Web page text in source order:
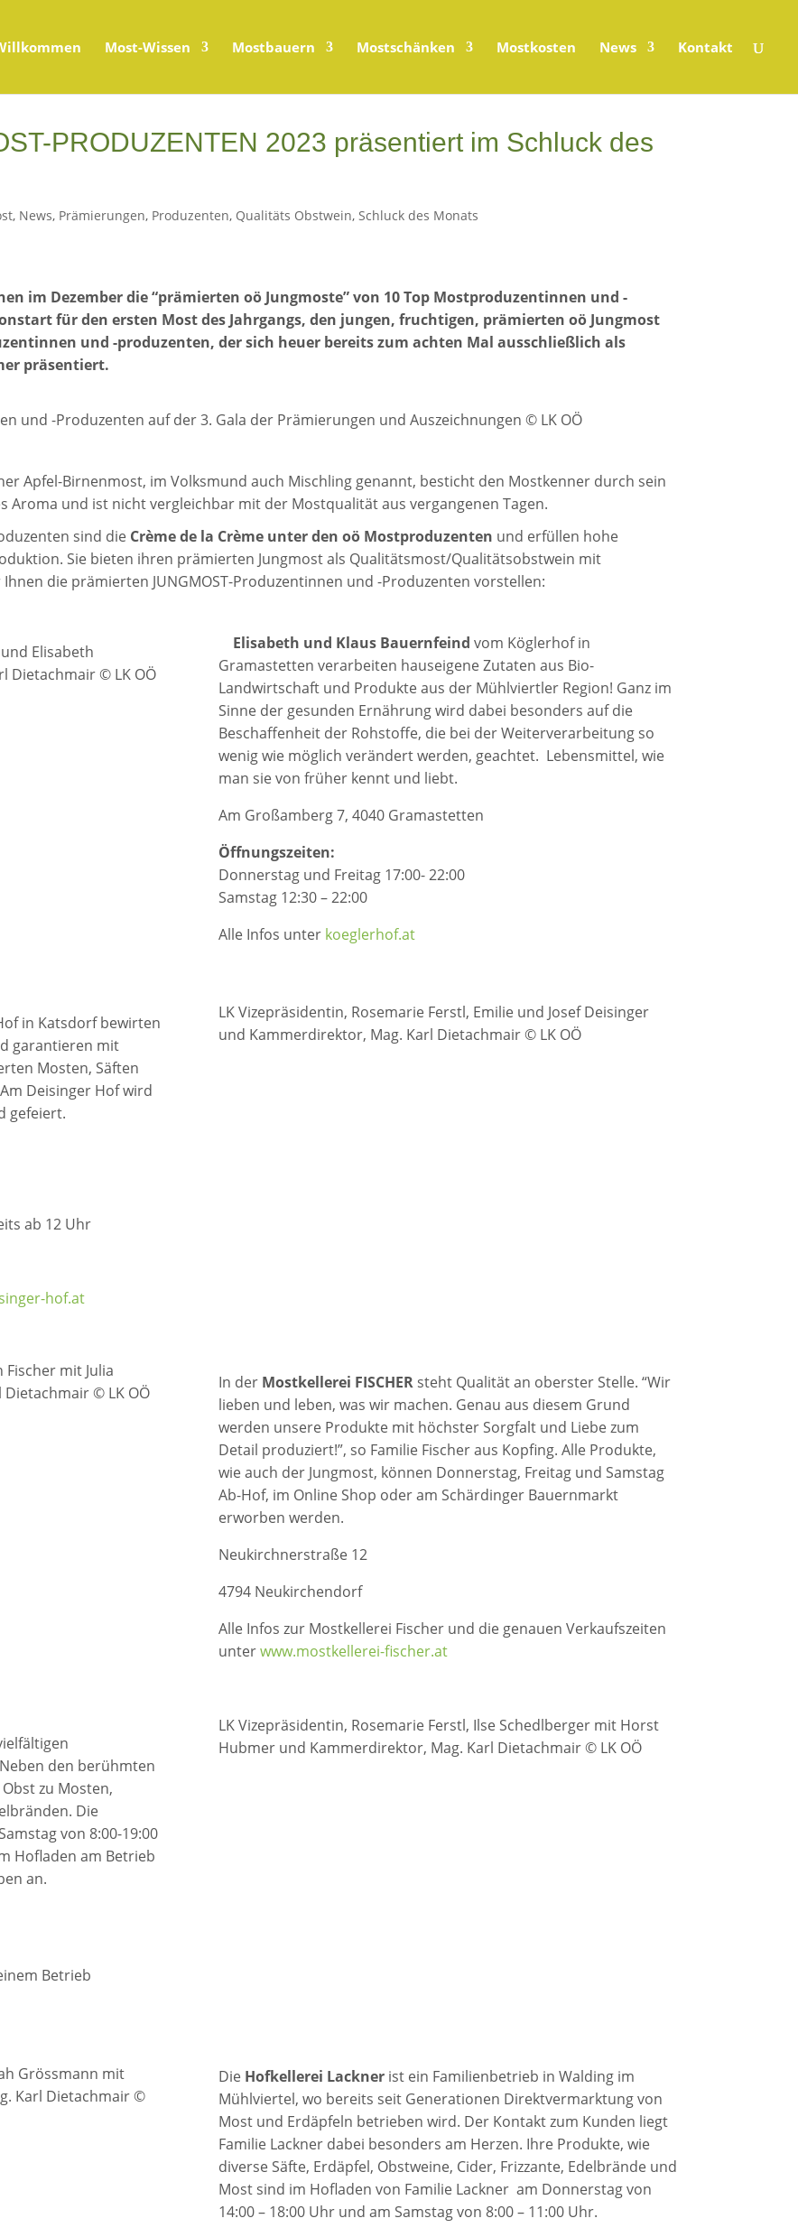
Most-Wissen Mostbauern Mostschänken Mostkosten News Kontakt
PRODUZENTEN 2023 präsentiert im Schluck des
, News, Prämierungen, Produzenten, Qualitäts Obstwein,Schluck des Monats
im Dezember die “prämierten oö Jungmoste” von 10 Top Mostproduzentinnen und -
für den ersten Most des Jahrgangs, den jungen, fruchtigen, prämierten oö Jungmost
und -produzenten, der sich heuer bereits zum achten Mal ausschließlich als
präsentiert.
und -Produzenten auf der 3. Gala der Prämierungen und Auszeichnungen © LK OÖ
Apfel-Birnenmost, im Volksmund auch Mischling genannt, besticht den Mostkenner durch sein
Aroma und ist nicht vergleichbar mit der Mostqualität aus vergangenen Tagen.
sind die Crème de la Crème unter den oö Mostproduzenten und erfüllen hohe
Sie bieten ihren prämierten Jungmost als Qualitätsmost/Qualitätsobstwein mit
die prämierten JUNGMOST-Produzentinnen und -Produzenten vorstellen:
Elisabeth
Dietachmair © LK OÖ
Elisabeth und Klaus Bauernfeind vom Köglerhof in
Gramastetten verarbeiten hauseigene Zutaten aus Bio-
Landwirtschaft und Produkte aus der Mühlviertler Region! Ganz im
Sinne der gesunden Ernährung wird dabei besonders auf die
Beschaffenheit der Rohstoffe, die bei der Weiterverarbeitung so
wenig wie möglich verändert werden, geachtet. Lebensmittel, wie
man sie von früher kennt und liebt.
Am Großamberg 7, 4040 Gramastetten
Öffnungszeiten:
Donnerstag und Freitag 17:00- 22:00
Samstag 12:30 – 22:00
Alle Infos unter koeglerhof.at
in Katsdorf bewirten
garantieren mit
Mosten, Säften
Deisinger Hof wird
gefeiert.
ab 12 Uhr
hof.at
LK Vizepräsidentin, Rosemarie Ferstl, Emilie und Josef Deisinger
und Kammerdirektor, Mag. Karl Dietachmair © LK OÖ
Fischer mit Julia
© LK OÖ
In der Mostkellerei FISCHERsteht Qualität an oberster Stelle. “Wir
lieben und leben, was wir machen. Genau aus diesem Grund
werden unsere Produkte mit höchster Sorgfalt und Liebe zum
Detail produziert!”, so Familie Fischer aus Kopfing. Alle Produkte,
wie auch der Jungmost, können Donnerstag, Freitag und Samstag
Ab-Hof, im Online Shop oder am Schärdinger Bauernmarkt
erworben werden.
Neukirchnerstraße 12
4794 Neukirchendorf
Alle Infos zur Mostkellerei Fischer und die genauen Verkaufszeiten
unterwww.mostkellerei-fischer.at
den berühmten
zu Mosten,
Die
von 8:00-19:00
Hofladen am Betrieb
an.
Betrieb
LK Vizepräsidentin, Rosemarie Ferstl, Ilse Schedlberger mit Horst
Hubmer und Kammerdirektor, Mag. Karl Dietachmair © LK OÖ
Grössmann mit
Karl Dietachmair ©
Die Hofkellerei Lacknerist ein Familienbetrieb in Walding im
Mühlviertel, wo bereits seit Generationen Direktvermarktung von
Most und Erdäpfeln betrieben wird. Der Kontakt zum Kunden liegt
Familie Lackner dabei besonders am Herzen. Ihre Produkte, wie
diverse Säfte, Erdäpfel, Obstweine, Cider, Frizzante, Edelbrände und
Most sind im Hofladen von Familie Lackner am Donnerstag von
14:00 – 18:00 Uhr und am Samstag von 8:00 – 11:00 Uhr.